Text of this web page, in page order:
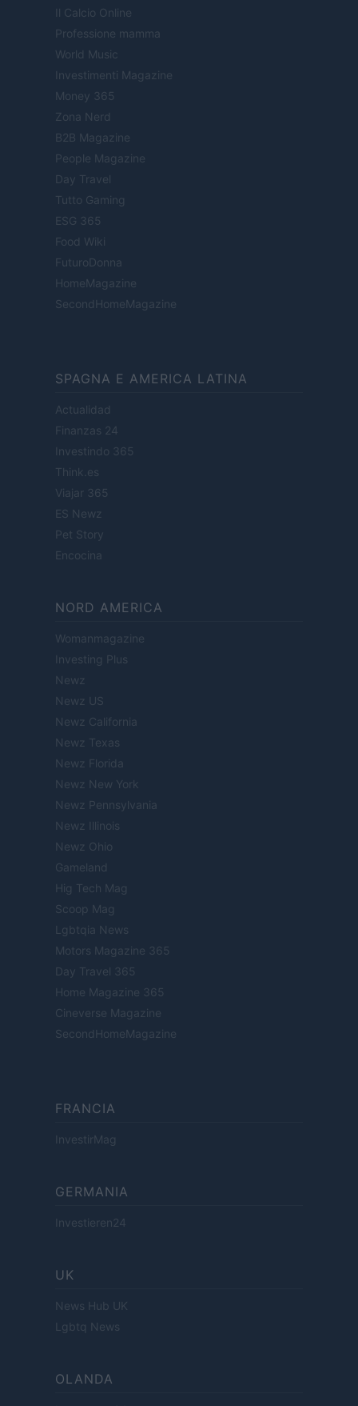
Il Calcio Online
Professione mamma
World Music
Investimenti Magazine
Money 365
Zona Nerd
B2B Magazine
People Magazine
Day Travel
Tutto Gaming
ESG 365
Food Wiki
FuturoDonna
HomeMagazine
SecondHomeMagazine
SPAGNA E AMERICA LATINA
Actualidad
Finanzas 24
Investindo 365
Think.es
Viajar 365
ES Newz
Pet Story
Encocina
NORD AMERICA
Womanmagazine
Investing Plus
Newz
Newz US
Newz California
Newz Texas
Newz Florida
Newz New York
Newz Pennsylvania
Newz Illinois
Newz Ohio
Gameland
Hig Tech Mag
Scoop Mag
Lgbtqia News
Motors Magazine 365
Day Travel 365
Home Magazine 365
Cineverse Magazine
SecondHomeMagazine
FRANCIA
InvestirMag
GERMANIA
Investieren24
UK
News Hub UK
Lgbtq News
OLANDA